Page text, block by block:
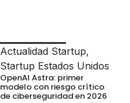
Actualidad Startup,
Startup Estados Unidos
OpenAI Astra: primer
modelo con riesgo crítico
de ciberseguridad en 2026